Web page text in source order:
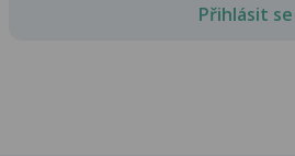
Přihlásit se